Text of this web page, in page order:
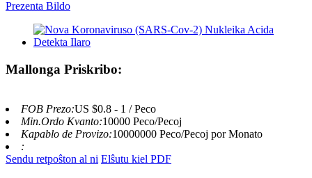
Mallonga Priskribo:
FOB Prezo:US $0.8 - 1 / Peco
Min.Ordo Kvanto:10000 Peco/Pecoj
Kapablo de Provizo:10000000 Peco/Pecoj por Monato
:
Sendu retpoŝton al ni Elŝutu kiel PDF